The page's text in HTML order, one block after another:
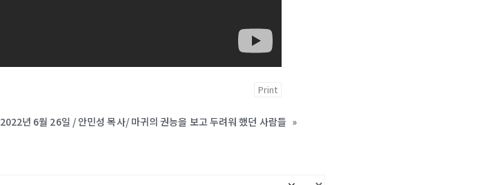
Print
2022년 6월 26일 / 안민성 목사/ 마귀의 권능을 보고 두려워 했던 사람들 »